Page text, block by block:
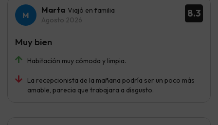
8.3
Marta Viajó en familia
Agosto 2026
Habitación muy cómoda y limpia.
La recepcionista de la mañana podría ser un poco más
amable, parecia que trabajara a disgusto.
Muy bien